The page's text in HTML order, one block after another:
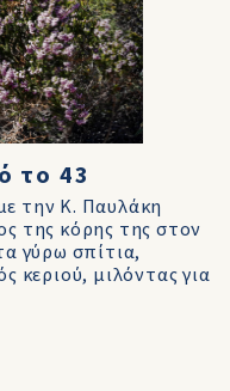
το 43
την Κ. Παυλάκη
της κόρης της στον
γύρω σπίτια,
κεριού, μιλόντας για